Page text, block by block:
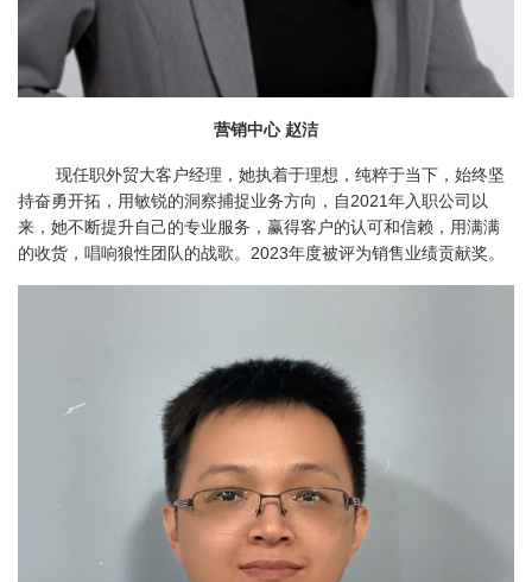
营销中心 赵洁
现任职外贸大客户经理，她执着于理想，纯粹于当下，始终坚
持奋勇开拓，用敏锐的洞察捕捉业务方向，自2021年入职公司以
来，她不断提升自己的专业服务，赢得客户的认可和信赖，用满满
的收货，唱响狼性团队的战歌。2023年度被评为销售业绩贡献奖。